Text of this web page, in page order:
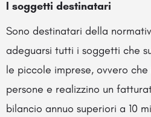
I soggetti destinatari
Sono destinatari della
adeguarsi tutti i soggetti che
le piccole imprese, ovvero
persone e realizzino un
bilancio annuo superiori a 10